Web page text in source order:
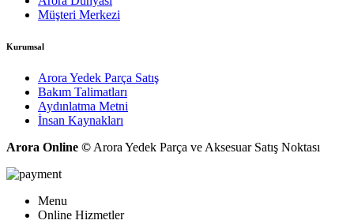
Müşteri Merkezi
Kurumsal
Arora Yedek Parça Satış
Bakım Talimatları
Aydınlatma Metni
İnsan Kaynakları
Arora Online © Arora Yedek Parça ve Aksesuar Satış Noktası
Menu
Online Hizmetler